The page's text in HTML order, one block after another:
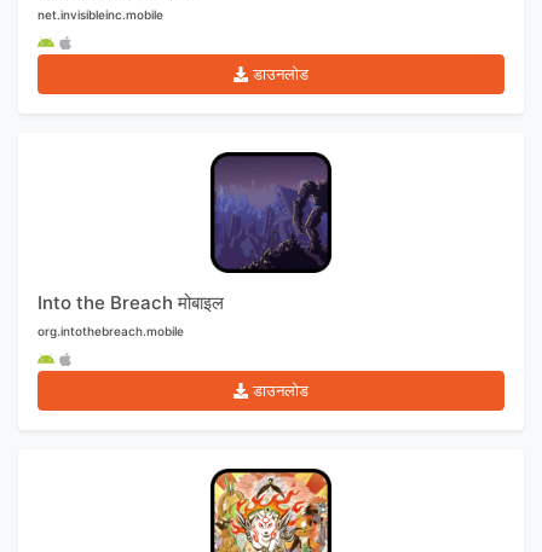
net.invisibleinc.mobile
डाउनलोड
Into the Breach मोबाइल
org.intothebreach.mobile
डाउनलोड